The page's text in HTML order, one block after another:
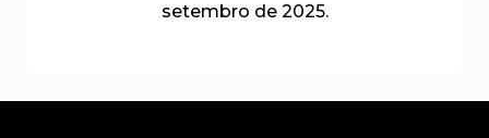
setembro de 2025.